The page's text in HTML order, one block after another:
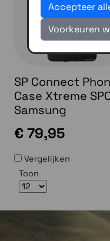
SP Connect
Case Xtreme
Samsung
€ 79,95
Vergelijken
Toon
Accepteer
Voorkeuren